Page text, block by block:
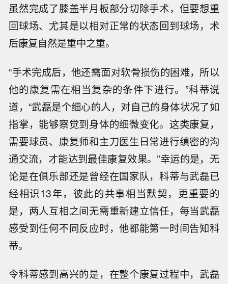
虽然完成了膝盖半月板部分切除手术，但要想重
回球场、尤其是以相对正常的状态回到球场，术
后康复自然是重中之重。
“手术完成后，他还需面对软骨损伤的困难，所以
他的康复需在相当复杂的条件下进行。”科蒂说
道，“武磊是个细心的人，对自己的身体状况了如
指掌，能够察觉到身体的细微变化。这类康复，
需要球员、康复师和主刀医生日常进行缜密的沟
通交流，才能达到最佳康复效果。”幸运的是，无
论是在俱乐部还是曾经在国家队，科蒂与武磊已
经相识13年，彼此的共事相当默契，更重要的
是，两人互相之间无需重新建立信任，每当武磊
感受到任何不同反应时，他都能第一时间告知科
蒂。
令科蒂感到高兴的是，在整个康复过程中，武磊